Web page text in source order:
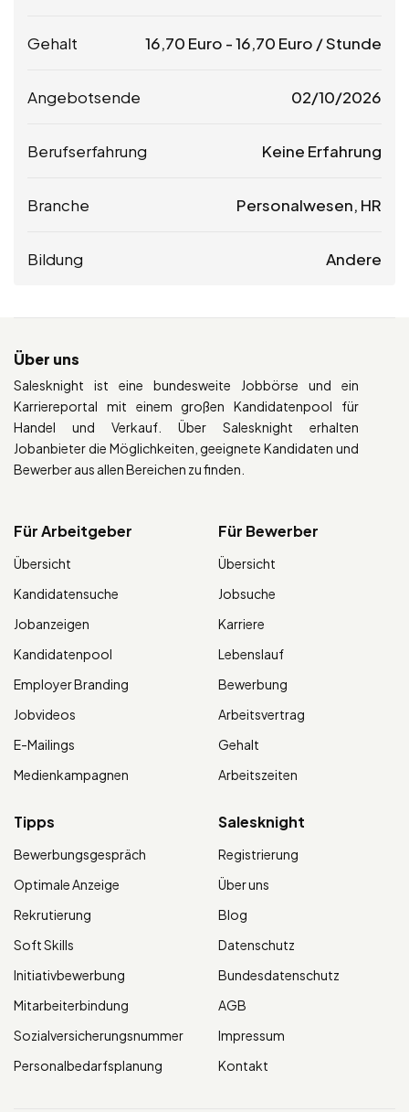
Gehalt 16,70 Euro -16,70 Euro / Stunde
Angebotsende 02/10/2026
Berufserfahrung Keine Erfahrung
Branche Personalwesen, HR
Bildung Andere
Über uns
Salesknight ist eine bundesweite Jobbörse und ein
Karriereportal mit einem großen Kandidatenpool für
Handel und Verkauf. Über Salesknight erhalten
Jobanbieter die Möglichkeiten, geeignete Kandidaten und
Bewerber aus allen Bereichen zu finden.
Für Arbeitgeber
Übersicht
Kandidatensuche
Jobanzeigen
Kandidatenpool
Employer Branding
Jobvideos
E-Mailings
Medienkampagnen
Für Bewerber
Übersicht
Jobsuche
Karriere
Lebenslauf
Bewerbung
Arbeitsvertrag
Gehalt
Arbeitszeiten
Tipps
Bewerbungsgespräch
Optimale Anzeige
Rekrutierung
Soft Skills
Initiativbewerbung
Mitarbeiterbindung
Sozialversicherungsnummer
Personalbedarfsplanung
Salesknight
Registrierung
Über uns
Blog
Datenschutz
Bundesdatenschutz
AGB
Impressum
Kontakt